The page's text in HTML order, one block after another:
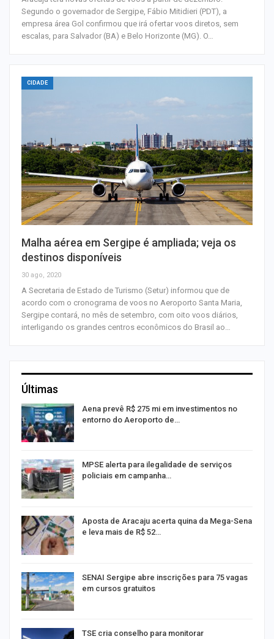
Segundo o governador de Sergipe, Fábio Mitidieri (PDT), a
empresa área Gol confirmou que irá ofertar voos diretos, sem
escalas, para Salvador (BA) e Belo Horizonte (MG). O…
CIDADE
Malha aérea em Sergipe é ampliada; veja os
destinos disponíveis
30 ago, 2020
A Secretaria de Estado de Turismo (Setur) informou que de
acordo com o cronograma de voos no Aeroporto Santa Maria,
Sergipe contará, no mês de setembro, com oito voos diários,
interligando os grandes centros econômicos do Brasil ao…
Últimas
Aena prevê R$ 275 mi em investimentos no
entorno do Aeroporto de…
MPSE alerta para ilegalidade de serviços
policiais em campanha…
Aposta de Aracaju acerta quina da Mega-Sena
e leva mais de R$ 52…
SENAI Sergipe abre inscrições para 75 vagas
em cursos gratuitos
TSE cria conselho para monitorar